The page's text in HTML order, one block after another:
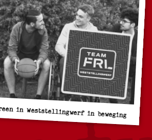
in Weststellingwerf in beweging